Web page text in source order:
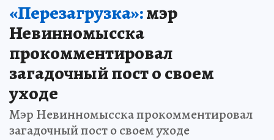
«Перезагрузка»:мэр
Невинномысска
прокомментировал
загадочный пост о своем
уходе
Мэр Невинномысска прокомментировал
загадочный пост о своем уходе